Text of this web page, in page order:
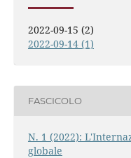
2022-09-15 (2)
2022-09-14 (1)
FASCICOLO
N. 1 (2022):
globale